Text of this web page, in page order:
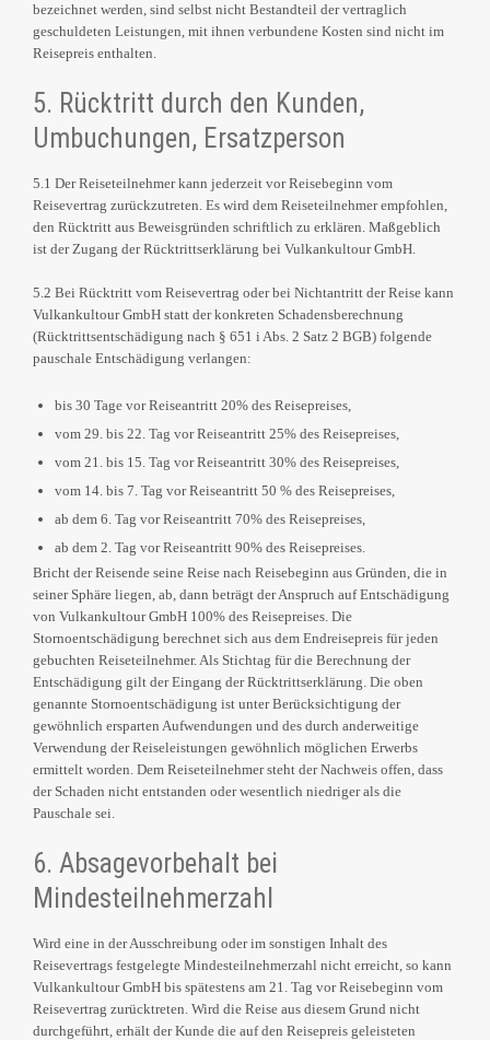
bezeichnet werden, sind selbst nicht Bestandteil der vertraglich
geschuldeten Leistungen, mit ihnen verbundene Kosten sind nicht im
Reisepreis enthalten.
5. Rücktritt durch den Kunden,
Umbuchungen, Ersatzperson
5.1 Der Reiseteilnehmer kann jederzeit vor Reisebeginn vom
Reisevertrag zurückzutreten. Es wird dem Reiseteilnehmer empfohlen,
den Rücktritt aus Beweisgründen schriftlich zu erklären. Maßgeblich
ist der Zugang der Rücktrittserklärung bei Vulkankultour GmbH.
5.2 Bei Rücktritt vom Reisevertrag oder bei Nichtantritt der Reise kann
Vulkankultour GmbH statt der konkreten Schadensberechnung
(Rücktrittsentschädigung nach § 651 i Abs. 2 Satz 2 BGB) folgende
pauschale Entschädigung verlangen:
bis 30 Tage vor Reiseantritt 20% des Reisepreises,
vom 29. bis 22. Tag vor Reiseantritt 25% des Reisepreises,
vom 21. bis 15. Tag vor Reiseantritt 30% des Reisepreises,
vom 14. bis 7. Tag vor Reiseantritt 50 % des Reisepreises,
ab dem 6. Tag vor Reiseantritt 70% des Reisepreises,
ab dem 2. Tag vor Reiseantritt 90% des Reisepreises.
Bricht der Reisende seine Reise nach Reisebeginn aus Gründen, die in
seiner Sphäre liegen, ab, dann beträgt der Anspruch auf Entschädigung
von Vulkankultour GmbH 100% des Reisepreises. Die
Stornoentschädigung berechnet sich aus dem Endreisepreis für jeden
gebuchten Reiseteilnehmer. Als Stichtag für die Berechnung der
Entschädigung gilt der Eingang der Rücktrittserklärung. Die oben
genannte Stornoentschädigung ist unter Berücksichtigung der
gewöhnlich ersparten Aufwendungen und des durch anderweitige
Verwendung der Reiseleistungen gewöhnlich möglichen Erwerbs
ermittelt worden. Dem Reiseteilnehmer steht der Nachweis offen, dass
der Schaden nicht entstanden oder wesentlich niedriger als die
Pauschale sei.
6. Absagevorbehalt bei
Mindesteilnehmerzahl
Wird eine in der Ausschreibung oder im sonstigen Inhalt des
Reisevertrags festgelegte Mindesteilnehmerzahl nicht erreicht, so kann
Vulkankultour GmbH bis spätestens am 21. Tag vor Reisebeginn vom
Reisevertrag zurücktreten. Wird die Reise aus diesem Grund nicht
durchgeführt, erhält der Kunde die auf den Reisepreis geleisteten